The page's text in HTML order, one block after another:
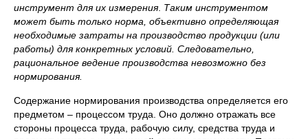
инструмент для их измерения. Таким инструментом
может быть только норма, объективно определяющая
необходимые затраты на производство продукции (или
работы) для конкретных условий. Следовательно,
рациональное ведение производства невозможно без
нормирования.
Содержание нормирования производства определяется его
предметом – процессом труда. Оно должно отражать все
стороны процесса труда, рабочую силу, средства труда и